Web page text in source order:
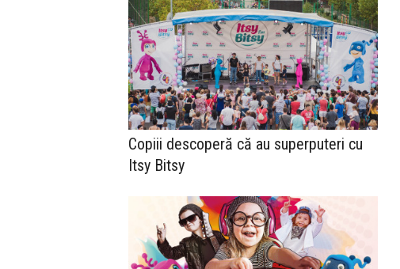
Copiii descoperă că au superputeri cu
Itsy Bitsy